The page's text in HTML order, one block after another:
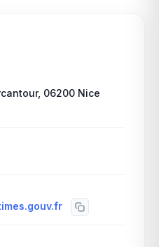
, 06200 Nice